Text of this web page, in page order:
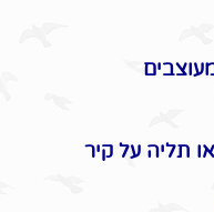
תליה על קיר